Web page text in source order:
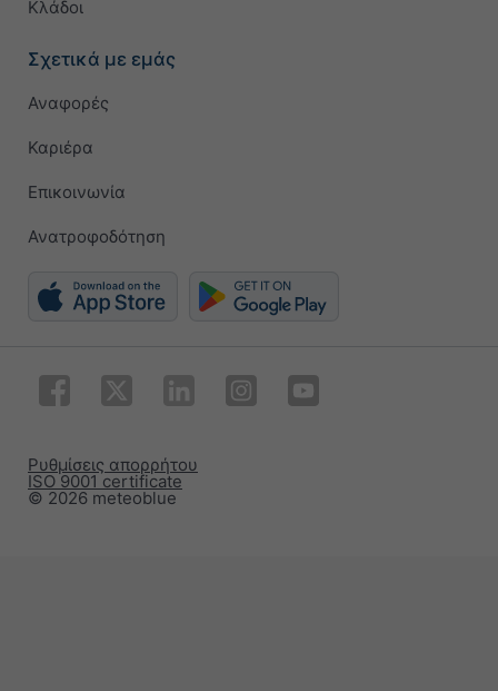
Κλάδοι
Σχετικά με εμάς
Αναφορές
Καριέρα
Επικοινωνία
Ανατροφοδότηση
© 2026 meteoblue
ISO 9001 certificate
Ρυθμίσεις απορρήτου